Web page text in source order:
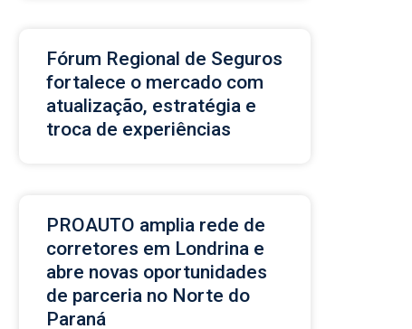
Fórum Regional de Seguros
fortalece o mercado com
atualização, estratégia e
troca de experiências
PROAUTO amplia rede de
corretores em Londrina e
abre novas oportunidades
de parceria no Norte do
Paraná